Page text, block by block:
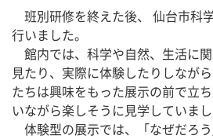
班別研修を終えた後、 仙台市科
行いました。
館内では、科学や自然、生活に
見たり、実際に体験したりしなが
たちは興味をもった展示の前で立
いながら楽しそうに見学していまし
体験型の展示では、「なぜだろ